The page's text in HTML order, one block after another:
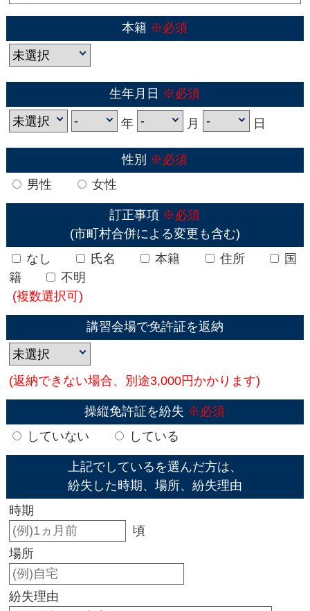
本籍 ※必須
生年月日 ※必須
年 月 日
性別 ※必須
男性
女性
訂正事項 ※必須
(市町村合併による変更も含む)
なし
氏名 本籍 住所
国
籍
不明
(複数選択可)
講習会場で免許証を返納
(返納できない場合、別途3,000円かかります)
操縦免許証を紛失 ※必須
していない
している
上記でしているを選んだ方は、
紛失した時期、場所、紛失理由
時期
頃
場所
紛失理由